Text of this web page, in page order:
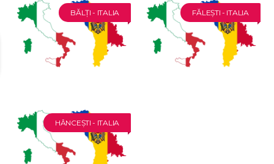
BĂLȚI - ITALIA FĂLEȘTI - ITALIA
HÂNCEȘTI - ITALIA